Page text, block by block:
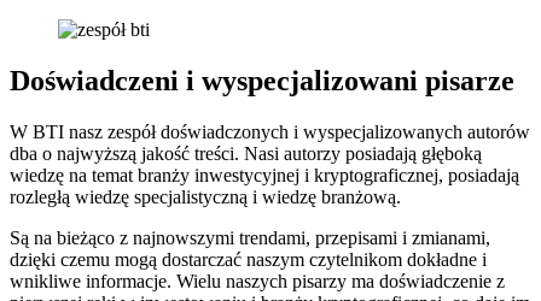
Doświadczeni i wyspecjalizowani pisarze
W BTI nasz zespół doświadczonych i wyspecjalizowanych autorów
dba o najwyższą jakość treści. Nasi autorzy posiadają głęboką
wiedzę na temat branży inwestycyjnej i kryptograficznej, posiadają
rozległą wiedzę specjalistyczną i wiedzę branżową.
Są na bieżąco z najnowszymi trendami, przepisami i zmianami,
dzięki czemu mogą dostarczać naszym czytelnikom dokładne i
wnikliwe informacje. Wielu naszych pisarzy ma doświadczenie z